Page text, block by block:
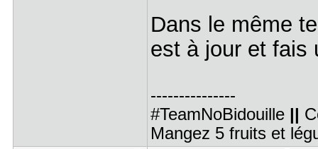
Dans le même
est à jour et fais
---------------
#TeamNoBidouille ||
Mangez 5 fruits et